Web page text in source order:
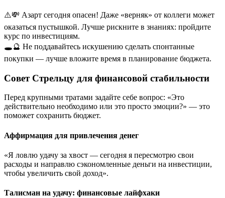
⚠️💸 Азарт сегодня опасен! Даже «верняк» от коллеги может
оказаться пустышкой. Лучше рискните в знаниях: пройдите
курс по инвестициям.
🕳️🔮 Не поддавайтесь искушению сделать спонтанные
покупки — лучше вложите время в планирование бюджета.
Совет Стрельцу для финансовой стабильности
Перед крупными тратами задайте себе вопрос: «Это
действительно необходимо или это просто эмоции?» — это
поможет сохранить бюджет.
Аффирмация для привлечения денег
«Я ловлю удачу за хвост — сегодня я пересмотрю свои
расходы и направлю сэкономленные деньги на инвестиции,
чтобы увеличить свой доход».
Талисман на удачу: финансовые лайфхаки